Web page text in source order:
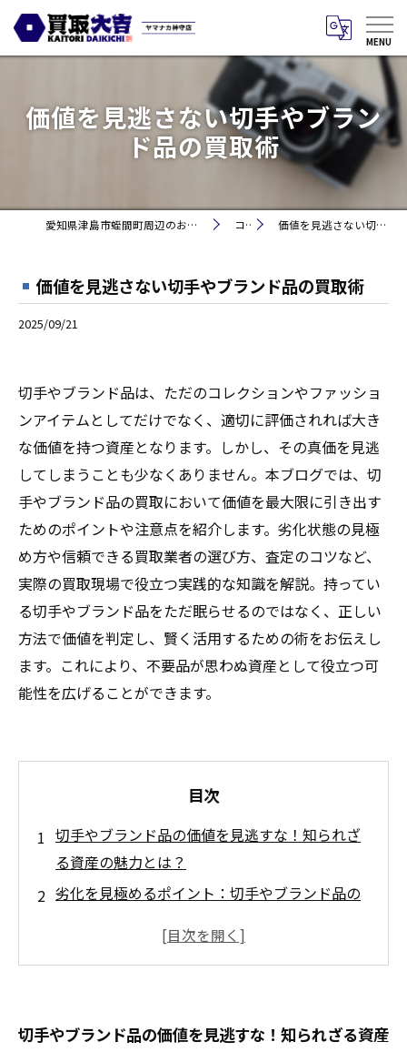
価値を見逃さない切手やブラン
ド品の買取術
愛知県津島市蛭間町周辺のお買取りなら買取大吉 ヤマナカ神守店 コラム 価値を見逃さない切手やブランド品の買取術
価値を見逃さない切手やブランド品の買取術
2025/09/21
切手やブランド品は、ただのコレクションやファッショ
ンアイテムとしてだけでなく、適切に評価されれば大き
な価値を持つ資産となります。しかし、その真価を見逃
してしまうことも少なくありません。本ブログでは、切
手やブランド品の買取において価値を最大限に引き出す
ためのポイントや注意点を紹介します。劣化状態の見極
め方や信頼できる買取業者の選び方、査定のコツなど、
実際の買取現場で役立つ実践的な知識を解説。持ってい
る切手やブランド品をただ眠らせるのではなく、正しい
方法で価値を判定し、賢く活用するための術をお伝えし
ます。これにより、不要品が思わぬ資産として役立つ可
能性を広げることができます。
目次
切手やブランド品の価値を見逃すな！知られざ
る資産の魅力とは？
劣化を見極めるポイント：切手やブランド品の
失敗しない買取業者の選び方：信頼できるプロ
ための具体的な方法
切手やブランド品の価値を見逃すな！知られざる資産